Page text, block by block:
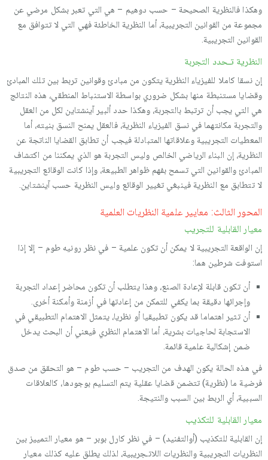
وهكذا فالنظرية الصحيحة – حسب دوهيم – هي التي تعبر بشكل مرضي عن
مجموعة من القوانين التجريبية، أما النظرية الخاطئة فهي التي لا تتوافق مع
القوانين التجريبية.
النظرية تـحدد التجربة
إن نسقا كاملا للفيزياء النظرية يتكون من مبادئ وقوانين تربط بين تلك المبادئ
وقضايا مستنبطة منها بشكل ضروري بواسطة الاستنباط المنطقي، هذه النتائج
هي التي يجب أن ترتبط بالتجربة، وهكذا حدد ألبير آينشتاين لكل من العقل
والتجربة مكانتهما في نسق الفيزياء النظرية، فالعقل يمنح النسق بنيته، أما
المعطيات التجريبية وعلاقاتها المتبادلة فيجب أن تطابق القضايا الناتجة عن
النظرية، إن البناء الرياضي الخالص وليس التجربة هو الذي يمكننا من اكتشاف
المبادئ والقوانين التي تسمح بفهم ظواهر الطبيعة، وإذا كانت الوقائع التجريبية
لا تتطابق مع النظرية فينبغي تغيير الوقائع وليس النظرية حسب آينشتاين.
المحور الثالث: معايير علمية النظريات العلمية
معيار القابلية للتجريب
إن الواقعة التجريبية لا يمكن أن تكون علمية – في نظر رونيه طوم – إلا إذا
استوفت شرطين هما:
أن تكون قابلة لإعادة الصنع، وهذا يتطلب أن تكون محاضر إعداد التجربة
وإجرائها دقيقة بما يكفي للتمكن من إعادتها في أزمنة وأمكنة أخرى.
أن تثير اهتماما قد يكون تطبيقيا أو نظريا، يتمثل الاهتمام التطبيقي في
الاستجابة لحاجيات بشرية، أما الاهتمام النظري فيعني أن البحث يدخل
ضمن إشكالية علمية قائمة.
في هذه الحالة يكون الهدف من التجريب – حسب طوم – هو التحقق من صدق
فرضية ما (نظرية) تتضمن قضايا عقلية يتم التسليم بوجودها، كالعلاقات
السببية، أي الربط بين السبب والنتيجة.
معيار القابلية للتكذيب
إن القابلية للتكذيب (أوالتفنيد) – في نظر كارل بوبر – هو معيار التمييز بين
النظريات التجريبية والنظريات اللاتـجريبية، لذلك يطلق عليه كذلك معيار